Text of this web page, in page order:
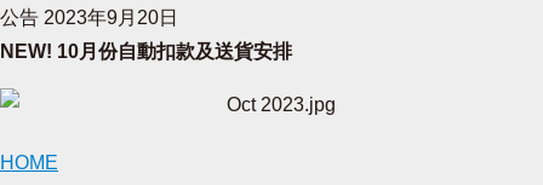
公告 2023年9月20日
NEW! 10月份自動扣款及送貨安排
HOME